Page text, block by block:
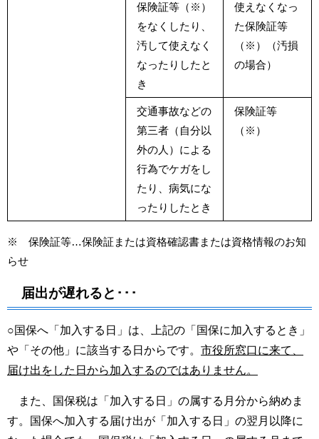
保険証等（※）
をなくしたり、
汚して使えなく
なったりしたと
き
使えなくなっ
た保険証等
（※）（汚損
の場合）
交通事故などの
第三者（自分以
外の人）による
行為でケガをし
たり、病気にな
ったりしたとき
保険証等
（※）
※ 保険証等…保険証または資格確認書または資格情報のお知
らせ
届出が遅れると･･･
○国保へ「加入する日」は、上記の「国保に加入するとき」
や「その他」に該当する日からです。 市役所窓口に来て、
届け出をした日から加入するのではありません。
また、国保税は「加入する日」の属する月分から納めま
す。国保へ加入する届け出が「加入する日」の翌月以降に